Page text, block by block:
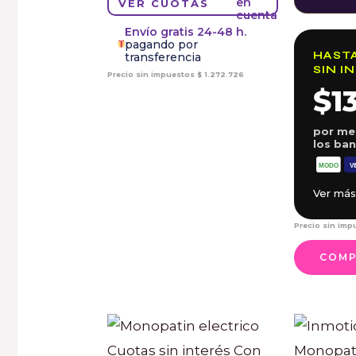
VER CUOTAS
Envío gratis 24-48 h.
pagando por
transferencia
Precio sin impuestos$ 1.272.726
SIN
por
los
Ver
Precio sin